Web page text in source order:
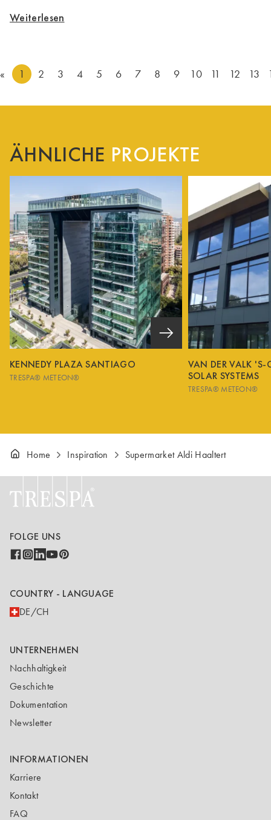
Weiterlesen
« 1 2 3 4 5 6 7 8 9 10 11 12 13
ÄHNLICHE PROJEKTE
KENNEDY PLAZA SANTIAGO
TRESPA® METEON®
VAN DER VALK 'S-
SOLAR SYSTEMS
TRESPA® METEON®
Home Inspiration Supermarket Aldi Haaltert
FOLGE UNS
COUNTRY - LANGUAGE
DE/CH
UNTERNEHMEN
Nachhaltigkeit
Geschichte
Dokumentation
Newsletter
INFORMATIONEN
Karriere
Kontakt
FAQ